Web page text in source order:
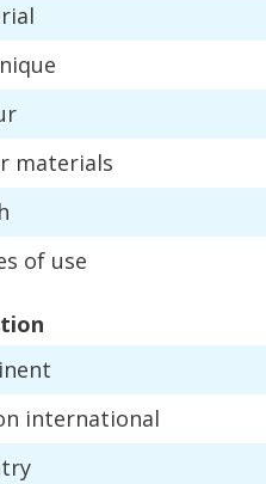
materials
of use
international